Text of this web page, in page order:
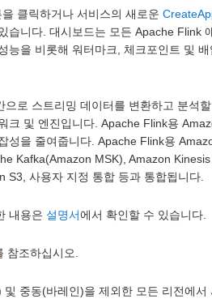
클릭하거나 서비스의 새로운
니다. 대시보드는 모든 Apache Flink
을 비롯해 워터마크, 체크포인트 및
로 스트리밍 데이터를 변환하고 분석
및 엔진입니다. Apache Flink용
을 줄여줍니다. Apache Flink용
Kafka(Amazon MSK), Amazon
S3, 사용자 지정 통합 등과 통합됩니다.
내용은 설명서에서 확인할 수 있습니다.
참조하십시오.
중동(바레인)을 제외한 모든 리전에서